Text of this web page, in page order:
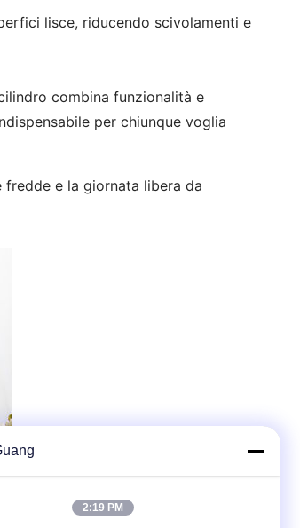
lisce, riducendo scivolamenti e
combina funzionalità e
per chiunque voglia
e la giornata libera da
2:19 PM